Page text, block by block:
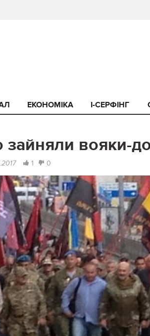
ЕКОНОМІКА I-СЕРФІНГ
зайняли вояки-
1 0